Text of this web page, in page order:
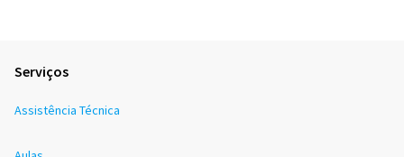
Serviços
Assistência Técnica